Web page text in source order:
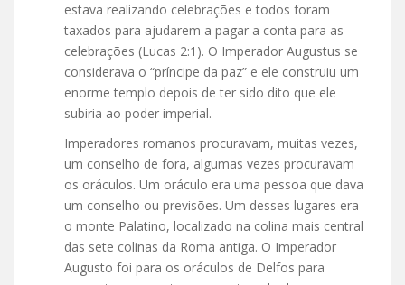
estava realizando celebrações e todos foram
taxados para ajudarem a pagar a conta para as
celebrações (Lucas 2:1). O Imperador Augustus se
considerava o “príncipe da paz” e ele construiu um
enorme templo depois de ter sido dito que ele
subiria ao poder imperial.
Imperadores romanos procuravam, muitas vezes,
um conselho de fora, algumas vezes procuravam
os oráculos. Um oráculo era uma pessoa que dava
um conselho ou previsões. Um desses lugares era
o monte Palatino, localizado na colina mais central
das sete colinas da Roma antiga. O Imperador
Augusto foi para os oráculos de Delfos para